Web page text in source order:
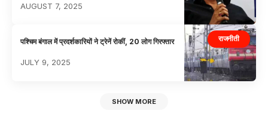
AUGUST 7, 2025
राजनीती
पश्चिम बंगाल में प्रदर्शकारियों ने ट्रेनें रोकीं, 20 लोग गिरफ्तार
JULY 9, 2025
SHOW MORE